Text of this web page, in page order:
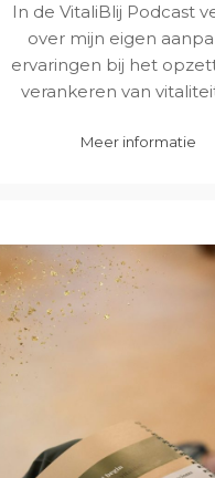
In de VitaliBlij Podcast
over mijn eigen
ervaringen bij het
verankeren van
Meer informatie